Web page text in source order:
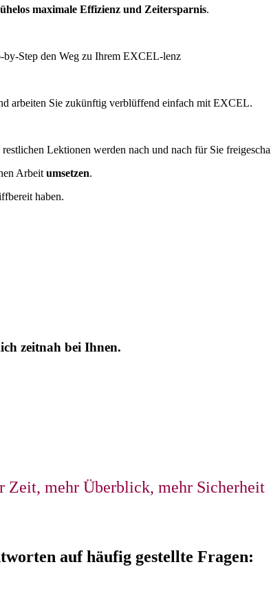
maximale Effizienz und Zeitersparnis.
by-Step den Weg zu Ihrem EXCEL-lenz
arbeiten Sie zukünftig verblüffend einfach mit EXCEL.
Lektionen werden nach und nach für Sie
Arbeit umsetzen.
haben.
zeitnah bei Ihnen.
Zeit, mehr Überblick, mehr Sicherheit
auf häufig gestellte Fragen: